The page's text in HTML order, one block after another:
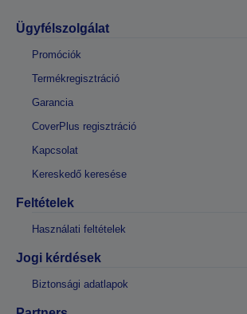
Ügyfélszolgálat
Promóciók
Termékregisztráció
Garancia
CoverPlus regisztráció
Kapcsolat
Kereskedő keresése
Feltételek
Használati feltételek
Jogi kérdések
Biztonsági adatlapok